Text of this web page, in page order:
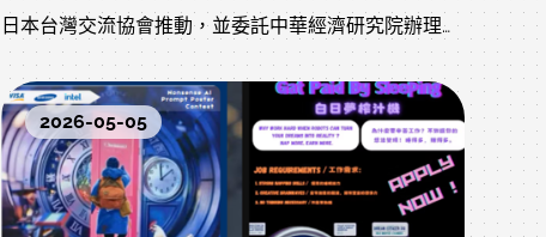
日本台灣交流協會推動，並委託中華經濟研究院辦理的
全額補助國際交流活動。很榮幸能透過元智大學國際處
獲得這次寶貴的參與機會。
本次交流主題為「防災科技 × 環境能源」，活動期間為
2026/01/29~2026/02/04共七天。來自台灣各大專院
校的學生前往日本，參訪防災、能源相關機構與大學，
2026-05-05